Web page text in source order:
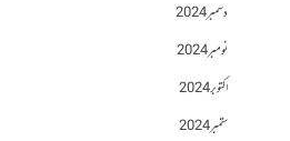
دسمبر 2024
نومبر 2024
اکتوبر 2024
ستمبر 2024